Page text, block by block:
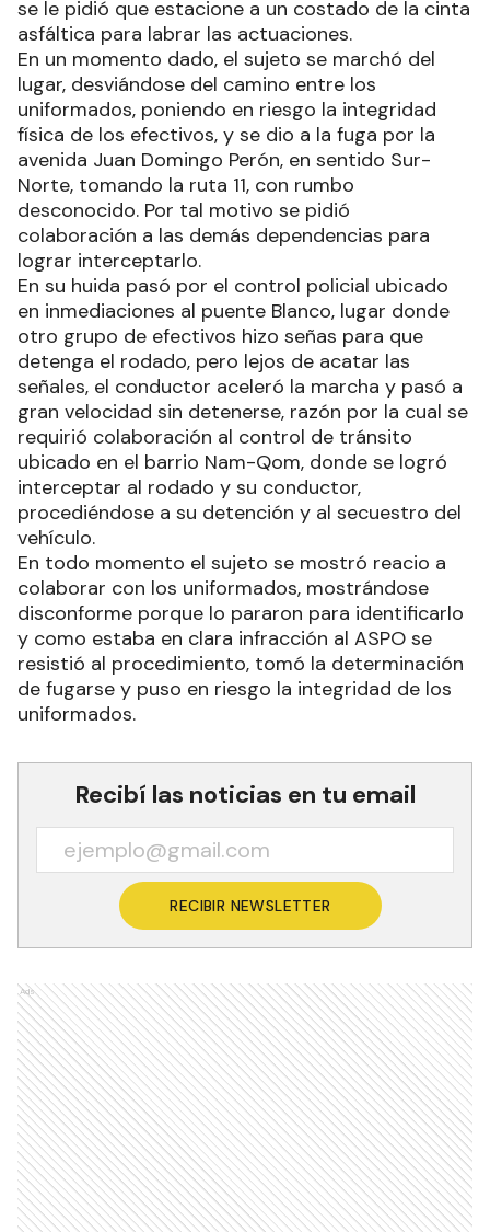
se le pidió que estacione a un costado de la cinta
asfáltica para labrar las actuaciones.
En un momento dado, el sujeto se marchó del
lugar, desviándose del camino entre los
uniformados, poniendo en riesgo la integridad
física de los efectivos, y se dio a la fuga por la
avenida Juan Domingo Perón, en sentido Sur-
Norte, tomando la ruta 11, con rumbo
desconocido. Por tal motivo se pidió
colaboración a las demás dependencias para
lograr interceptarlo.
En su huida pasó por el control policial ubicado
en inmediaciones al puente Blanco, lugar donde
otro grupo de efectivos hizo señas para que
detenga el rodado, pero lejos de acatar las
señales, el conductor aceleró la marcha y pasó a
gran velocidad sin detenerse, razón por la cual se
requirió colaboración al control de tránsito
ubicado en el barrio Nam-Qom, donde se logró
interceptar al rodado y su conductor,
procediéndose a su detención y al secuestro del
vehículo.
En todo momento el sujeto se mostró reacio a
colaborar con los uniformados, mostrándose
disconforme porque lo pararon para identificarlo
y como estaba en clara infracción al ASPO se
resistió al procedimiento, tomó la determinación
de fugarse y puso en riesgo la integridad de los
uniformados.
Recibí las noticias en tu email
RECIBIR NEWSLETTER
Ads